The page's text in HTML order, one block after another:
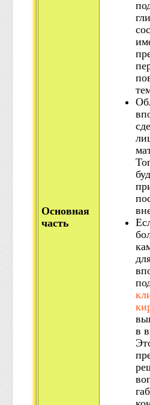
Основная
часть
в